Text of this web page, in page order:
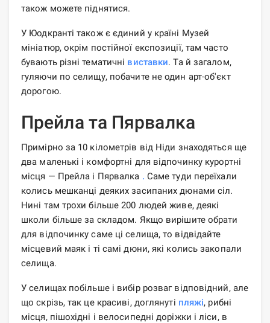
також можете піднятися.
У Юодкранті також є єдиний у країні Музей
мініатюр, окрім постійної експозиції, там часто
бувають різні тематичні виставки. Та й загалом,
гуляючи по селищу, побачите не один арт-об'єкт
дорогою.
Прейла та Пярвалка
Примірно за 10 кілометрів від Ніди знаходяться ще
два маленькі і комфортні для відпочинку курортні
місця — Прейла і Пярвалка . Саме туди переїхали
колись мешканці деяких засипаних дюнами сіл.
Нині там трохи більше 200 людей живе, деякі
школи більше за складом. Якщо вирішите обрати
для відпочинку саме ці селища, то відвідайте
місцевий маяк і ті самі дюни, які колись закопали
селища.
У селищах побільше і вибір розваг відповідний, але
що скрізь, так це красиві, доглянуті пляжі, рибні
місця, пішохідні і велосипедні доріжки і ліси, в